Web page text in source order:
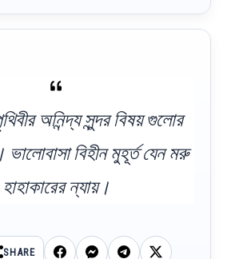
অনিন্দ্য সুন্দর বিষয় গুলোর
বিহীন মুহূর্ত যেন মরু
হাহাকারের ন্যায়।
SHARE